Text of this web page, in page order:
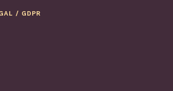
/ GDPR